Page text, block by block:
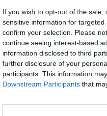
If you wish to opt-out of the
sensitive information for
confirm your selection. Please
continue seeing interest-based
information disclosed to third
further disclosure of your
participants. This information
Downstream Participants that
José Ángel Gutiérrez 07/08/26 11:46
El ‘gran’ logro del
tren de alta velocidad
Cristina Martín 07/08/26 12:37
Ataque cristianófobo en